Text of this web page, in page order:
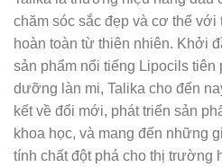
chăm sóc sắc đẹp và cơ thể với
hoàn toàn từ thiên nhiên. Khởi
sản phẩm nổi tiếng Lipocils tiên
dưỡng làn mi, Talika cho đến
kết về đổi mới, phát triển sản
khoa học, và mang đến những
tính chất đột phá cho thị trường